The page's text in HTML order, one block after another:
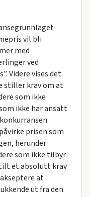
vil bli
med
ved
Videre vises det
stiller krav om at
som ikke
ikke har ansatt
prisen som
herunder
som ikke tilbyr
et absolutt krav
at
ut fra den